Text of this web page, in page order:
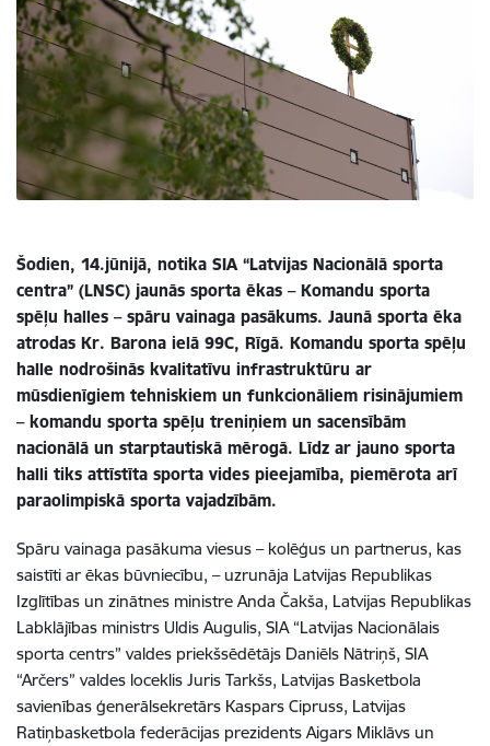
Šodien, 14.jūnijā, notika SIA “Latvijas Nacionālā sporta
centra” (LNSC) jaunās sporta ēkas – Komandu sporta
spēļu halles – spāru vainaga pasākums. Jaunā sporta ēka
atrodas Kr. Barona ielā 99C, Rīgā. Komandu sporta spēļu
halle nodrošinās kvalitatīvu infrastruktūru ar
mūsdienīgiem tehniskiem un funkcionāliem risinājumiem
– komandu sporta spēļu treniņiem un sacensībām
nacionālā un starptautiskā mērogā. Līdz ar jauno sporta
halli tiks attīstīta sporta vides pieejamība, piemērota arī
paraolimpiskā sporta vajadzībām.
Spāru vainaga pasākuma viesus – kolēģus un partnerus, kas
saistīti ar ēkas būvniecību, – uzrunāja Latvijas Republikas
Izglītības un zinātnes ministre Anda Čakša, Latvijas Republikas
Labklājības ministrs Uldis Augulis, SIA “Latvijas Nacionālais
sporta centrs” valdes priekšsēdētājs Daniēls Nātriņš, SIA
“Arčers” valdes loceklis Juris Tarkšs, Latvijas Basketbola
savienības ģenerālsekretārs Kaspars Cipruss, Latvijas
Ratiņbasketbola federācijas prezidents Aigars Miklāvs un